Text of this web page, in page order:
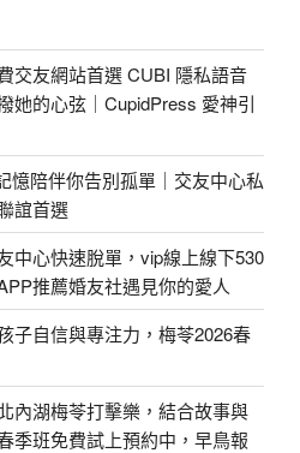
交友網站首選 CUBI 隱私語音
她的心弦｜CupidPress 愛神引
憶陪伴你告別孤單｜交友中心私
誼首選
中心快速脫單，vip線上線下530
推薦婚友社遇見你的愛人
子自信與專注力，梅苓2026春
內湖梅苓打擊樂，結合故事與
季班免費試上預約中，早鳥報